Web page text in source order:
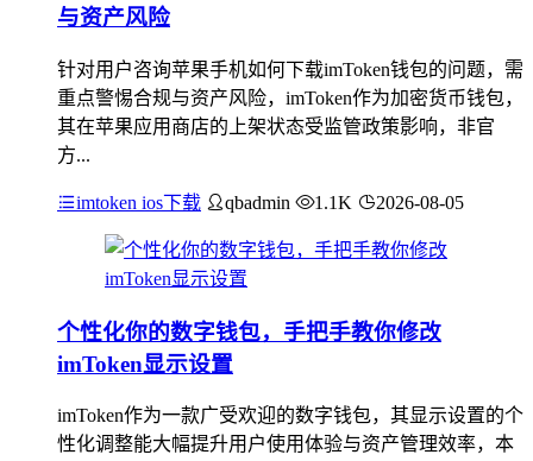
与资产风险
针对用户咨询苹果手机如何下载imToken钱包的问题，需
重点警惕合规与资产风险，imToken作为加密货币钱包，
其在苹果应用商店的上架状态受监管政策影响，非官
方...
imtoken ios下载 qbadmin 1.1K 2026-08-05
个性化你的数字钱包，手把手教你修改
imToken显示设置
imToken作为一款广受欢迎的数字钱包，其显示设置的个
性化调整能大幅提升用户使用体验与资产管理效率，本